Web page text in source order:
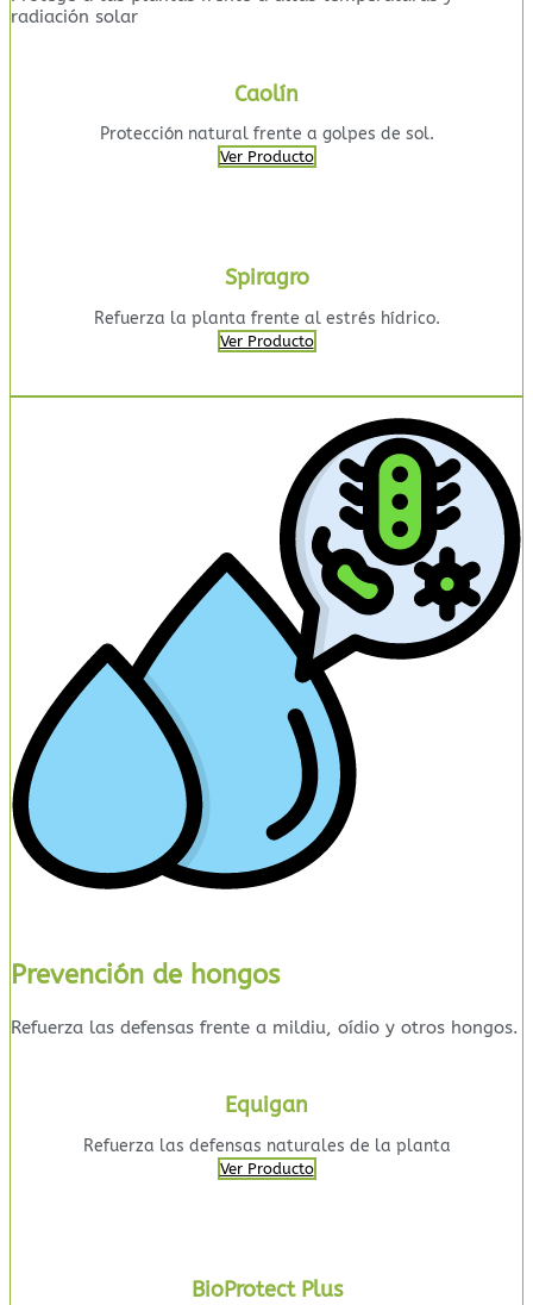
radiación solar
Caolín
Protección natural frente a golpes de sol.
Ver Producto
Spiragro
Refuerza la planta frente al estrés hídrico.
Ver Producto
Prevención de hongos
Refuerza las defensas frente a mildiu, oídio y otros hongos.
Equigan
Refuerza las defensas naturales de la planta
Ver Producto
BioProtect Plus